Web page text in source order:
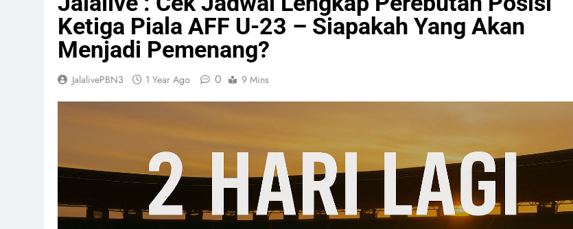
Ketiga Piala AFF U-23 – Siapakah Yang Akan
Menjadi Pemenang?
JalalivePBN3 1 Year Ago 0 9 Mins